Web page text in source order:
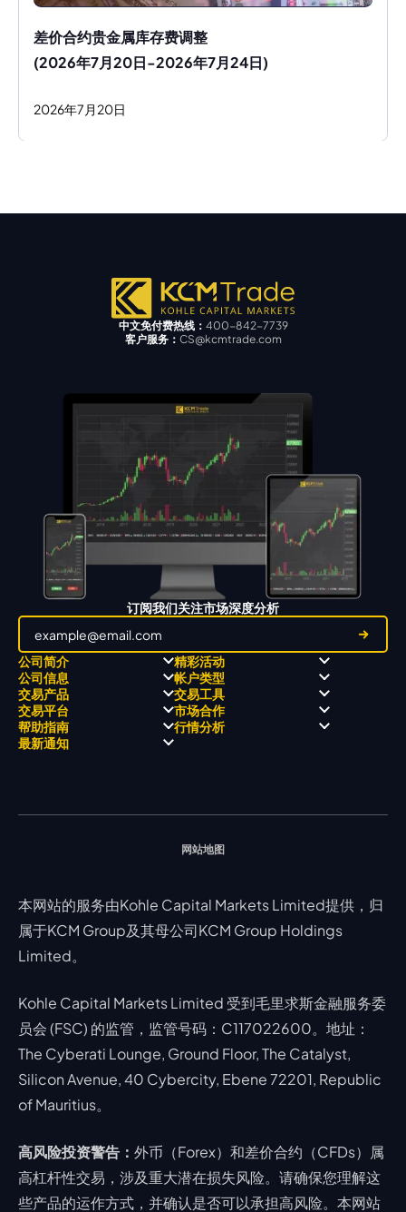
差价合约贵金属库存费调整
(2026年7月20日-2026年7月24日)
2026年7 月 20日
中文免付费热线： 400-842-7739
客户服务： CS@kcmtrade.com
订阅我们关注市场深度分析
公司简介
关于
关于 KCM Group
三大优势
奖项和成就
精彩活动
职业高尔夫 x 飘移队
全球高尔夫锦标赛
公司信息
经营理念
公开信息与风险披露
公司新闻
视频库
帐户类型
ECN 账户
STP 账户
账户比较
交易产品
Forex
贵金属
能源
交易工具
交易平台
MetaTrader 4
MetaTrader 5
市场合作
帮助指南 行情分析
最新通知
网站地图
本网站的服务由Kohle Capital Markets Limited提供，归
属于KCM Group及其母公司KCM Group Holdings
Limited。
Kohle Capital Markets Limited 受到毛里求斯金融服务委
员会 (FSC) 的监管，监管号码：C117022600。地址：
The Cyberati Lounge, Ground Floor, The Catalyst,
Silicon Avenue, 40 Cybercity, Ebene 72201, Republic
of Mauritius。
高风险投资警告： 外币（Forex）和差价合约（CFDs）属
高杠杆性交易，涉及重大潜在损失风险。请确保您理解这
些产品的运作方式，并确认是否可以承担高风险。本网站